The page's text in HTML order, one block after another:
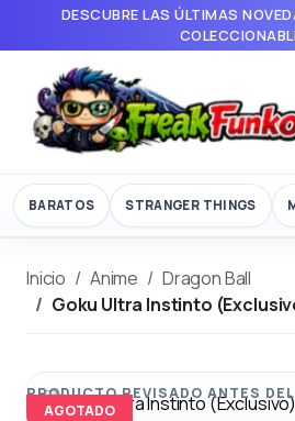
DESCUBRE LAS ÚLTIMAS
BARATOS STRANGER THINGS
Inicio Anime
Dragon Ball
Goku Ultra Instinto
AGOTADO